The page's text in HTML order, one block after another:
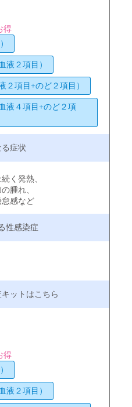
得
液２項目）
２項目+のど２項目）
液４項目+のど２項
く発熱、
腫れ、
感など
得
液２項目）